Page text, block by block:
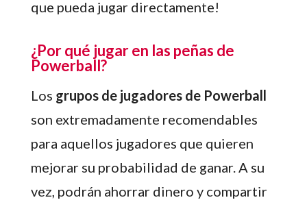
que pueda jugar directamente!
¿Por qué jugar en las peñas de
Powerball?
Los grupos de jugadores de Powerball
son extremadamente recomendables
para aquellos jugadores que quieren
mejorar su probabilidad de ganar. A su
vez, podrán ahorrar dinero y compartir